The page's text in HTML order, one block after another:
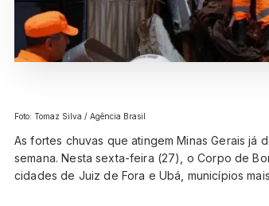
Foto: Tomaz Silva / Agência Brasil
As fortes chuvas que atingem Minas Gerais já
semana. Nesta sexta-feira (27), o Corpo de
cidades de Juiz de Fora e Ubá, municípios